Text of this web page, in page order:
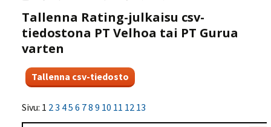
Tallenna Rating-julkaisu csv-
tiedostona PT Velhoa tai PT Gurua
varten
Sivu: 1 23 45 6 78 9 10 11 12 13